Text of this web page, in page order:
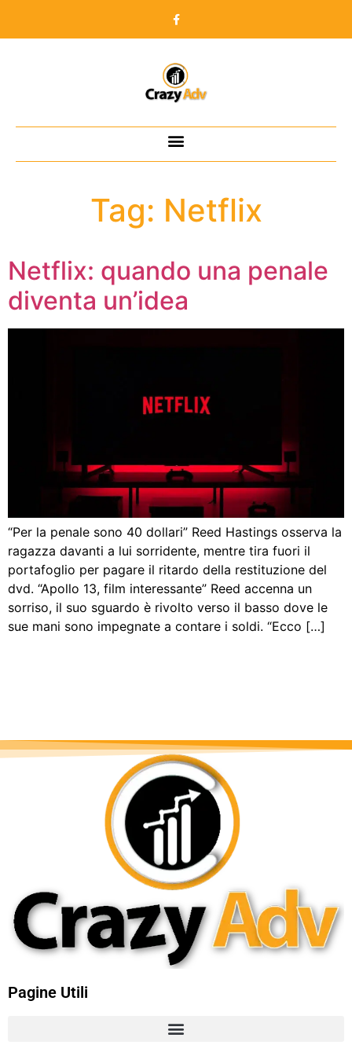
Tag: Netflix
Netflix: quando una penale
diventa un’idea
“Per la penale sono 40 dollari” Reed Hastings osserva la
ragazza davanti a lui sorridente, mentre tira fuori il
portafoglio per pagare il ritardo della restituzione del
dvd. “Apollo 13, film interessante” Reed accenna un
sorriso, il suo sguardo è rivolto verso il basso dove le
sue mani sono impegnate a contare i soldi. “Ecco […]
Pagine Utili